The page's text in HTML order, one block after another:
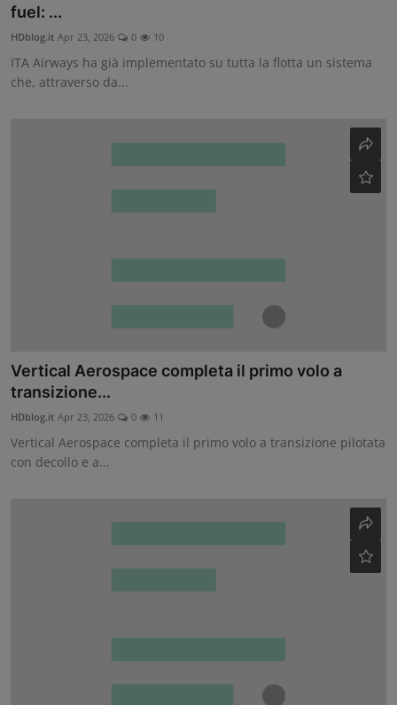
Community
fuel: ...
HDblog.it Apr 23, 2026 0 10
ITA Airways ha già implementato su tutta la flotta un sistema
che, attraverso da...
Vertical Aerospace completa il primo volo a
transizione...
HDblog.it Apr 23, 2026 0 11
Vertical Aerospace completa il primo volo a transizione pilotata
con decollo e a...